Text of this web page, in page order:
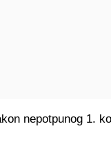
nepotpunog 1.